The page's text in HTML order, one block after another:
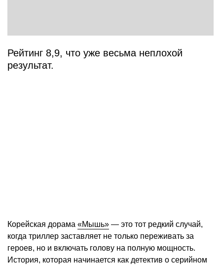
Рейтинг 8,9, что уже весьма неплохой
результат.
Корейская дорама «Мышь» — это тот редкий случай,
когда триллер заставляет не только переживать за
героев, но и включать голову на полную мощность.
История, которая начинается как детектив о серийном